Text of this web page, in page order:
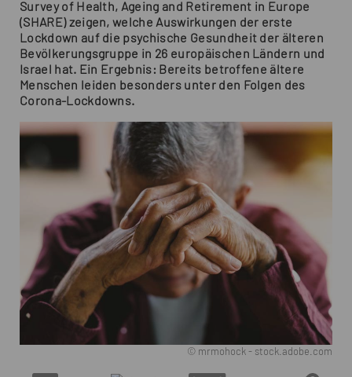
Survey of Health, Ageing and Retirement in Europe
(SHARE) zeigen, welche Auswirkungen der erste
Lockdown auf die psychische Gesundheit der älteren
Bevölkerungsgruppe in 26 europäischen Ländern und
Israel hat. Ein Ergebnis: Bereits betroffene ältere
Menschen leiden besonders unter den Folgen des
Corona-Lockdowns.
© mrmohock - stock.adobe.com